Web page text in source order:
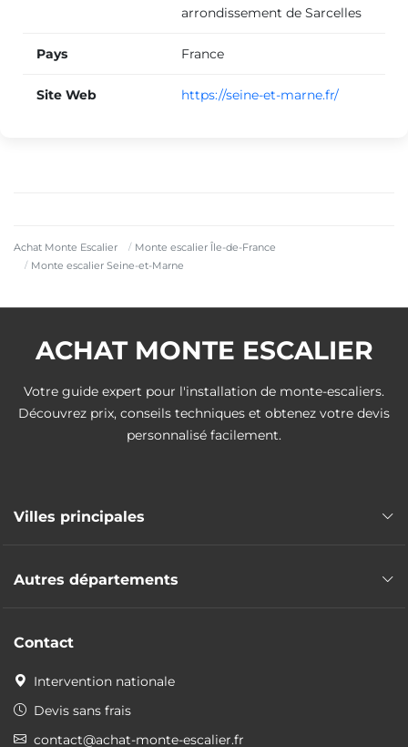
Achat Monte Escalier
Monte escalier Île-de-France
Monte escalier Seine-et-Marne
Monte escalier Nangis
Monte escalier Vert-Saint-Denis
Monte escalier Bailly-Romainvilliers
Monte escalier Lésigny
arrondissement de Sarcelles
Pays France
Site Web https://seine-et-marne.fr/
ACHAT MONTE ESCALIER
Votre guide expert pour l'installation de monte-escaliers.
Découvrez prix, conseils techniques et obtenez votre devis
personnalisé facilement.
Villes principales
Monte escalier Chelles
Monte escalier Villeparisis
Monte escalier Bussy-Saint-Georges
Monte escalier Champs-sur-Marne
Autres départements
Monte escalier Hauts-de-Seine
Monte escalier Val-de-Marne
Contact
Intervention nationale
Devis sans frais
contact@achat-monte-escalier.fr